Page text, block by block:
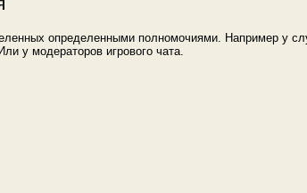
определенными полномочиями. Например у
у модераторов игрового чата.